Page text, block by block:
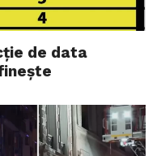
de data